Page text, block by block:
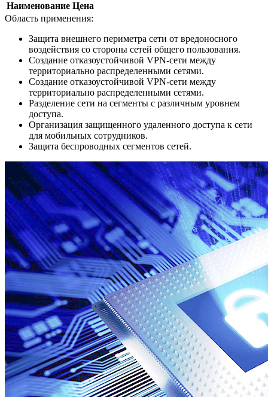
Наименование Цена
Область применения:
Защита внешнего периметра сети от вредоносного
воздействия со стороны сетей общего пользования.
Создание отказоустойчивой VPN-сети между
территориально распределенными сетями.
Создание отказоустойчивой VPN-сети между
территориально распределенными сетями.
Разделение сети на сегменты с различным уровнем
доступа.
Организация защищенного удаленного доступа к сети
для мобильных сотрудников.
Защита беспроводных сегментов сетей.